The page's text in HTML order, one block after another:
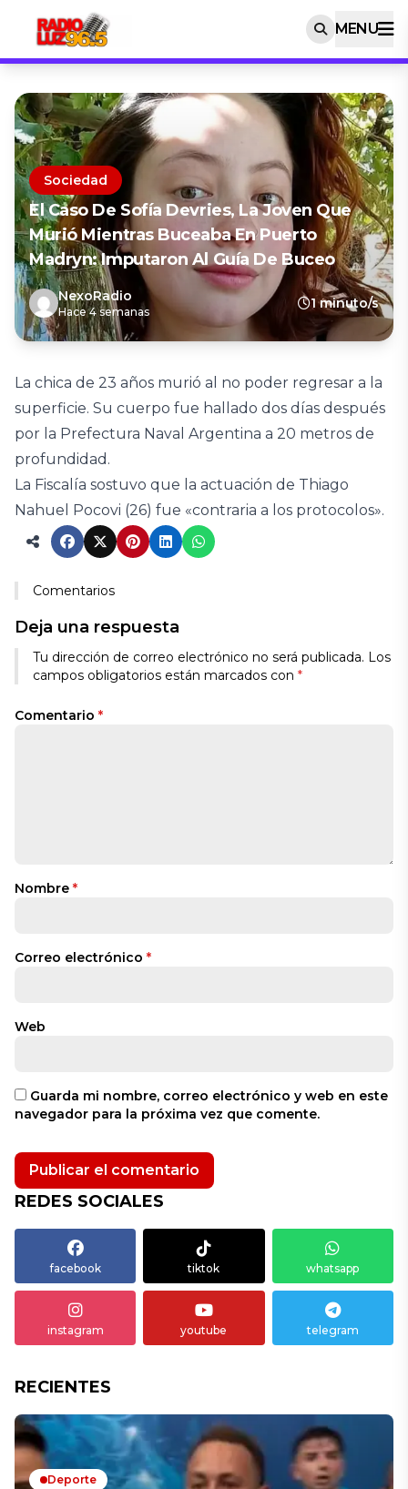
MENU
Sociedad
El Caso De Sofía Devries, La Joven Que
Murió Mientras Buceaba En Puerto
Madryn: Imputaron Al Guía De Buceo
NexoRadio
Hace 4 semanas
1 minuto/s
La chica de 23 años murió al no poder regresar a la
superficie. Su cuerpo fue hallado dos días después
por la Prefectura Naval Argentina a 20 metros de
profundidad.
La Fiscalía sostuvo que la actuación de Thiago
Nahuel Pocovi (26) fue «contraria a los protocolos».
Comentarios
Deja una respuesta
Tu dirección de correo electrónico no será publicada. Los
campos obligatorios están marcados con *
Comentario *
Nombre *
Correo electrónico *
Web
Guarda mi nombre, correo electrónico y web en este
navegador para la próxima vez que comente.
REDES SOCIALES
facebook tiktok whatsapp
instagram youtube telegram
RECIENTES
Deporte